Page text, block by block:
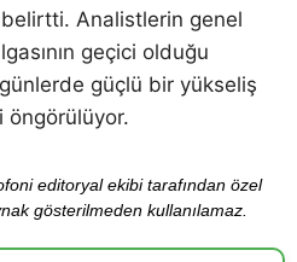
Analistlerin genel
geçici olduğu
güçlü bir yükseliş
öngörülüyor.
editoryal ekibi tarafından özel
gösterilmeden kullanılamaz.